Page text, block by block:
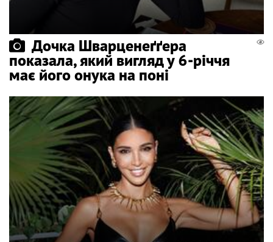
Дочка Шварценеґґера
показала, який вигляд у 6-річчя
має його онука на поні